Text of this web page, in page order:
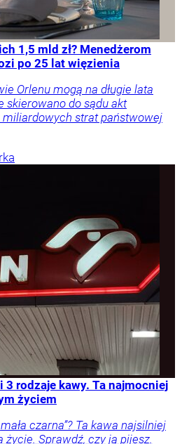
1,5 mld zł? Menedżerom
po 25 lat więzienia
Orlenu mogą na długie lata
skierowano do sądu akt
strat państwowej
rodzaje kawy. Ta najmocniej
życiem
czarna”? Ta kawa najsilniej
życie. Sprawdź, czy ją pijesz.